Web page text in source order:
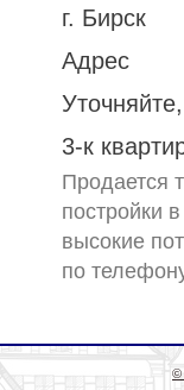
г. Бирск
Адрес
3-к
Продается
постройки
высокие
©